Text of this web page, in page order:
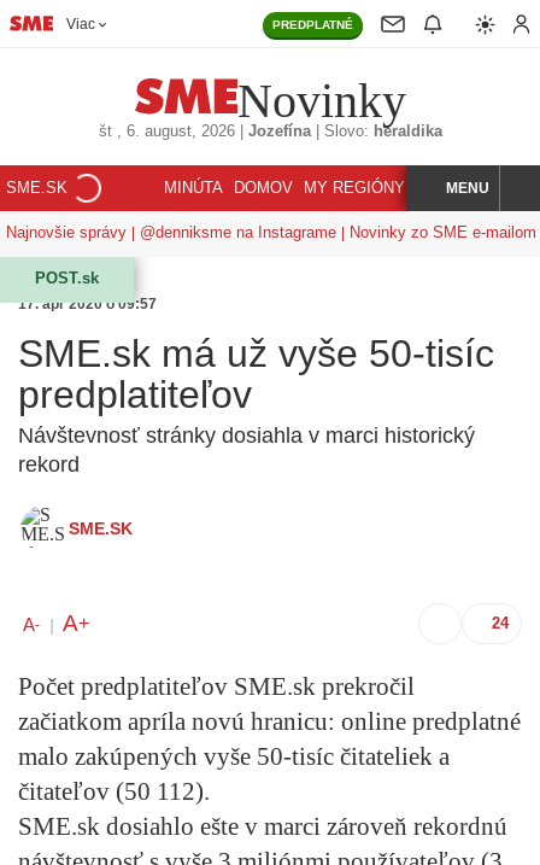
Viac PREDPLATNÉ
Novinky
št, 6. august, 2026| Jozefína| Slovo: heraldika
SME.SK MINÚTA DOMOV MY REGIÓNY KORZÁR
HĽADAJMENU
Najnovšie správy @denniksme na Instagrame Novinky zo SME e-mailom
POST.sk
17. apr 2020 o 09:57
SME.sk má už vyše 50-tisíc
predplatiteľov
Návštevnosť stránky dosiahla v marci historický
rekord
SME.SK
A- | A+
Počet predplatiteľov SME.sk prekročil
začiatkom apríla novú hranicu: online predplatné
malo zakúpených vyše 50-tisíc čitateliek a
čitateľov (50 112).
SME.sk dosiahlo ešte v marci zároveň rekordnú